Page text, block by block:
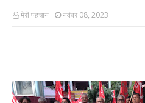
मेरी पहचान नवंबर 08, 2023